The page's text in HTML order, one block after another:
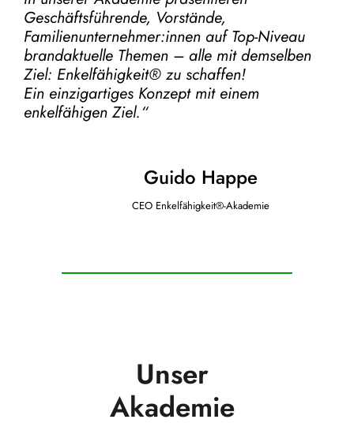
Geschäftsführende, Vorstände,
Familienunternehmer:innen auf Top-Niveau
brandaktuelle Themen – alle mit demselben
Ziel: Enkelfähigkeit® zu schaffen!
Ein einzigartiges Konzept mit einem
enkelfähigen Ziel.“
Guido Happe
CEO Enkelfähigkeit®-Akademie
Unser
Akademie